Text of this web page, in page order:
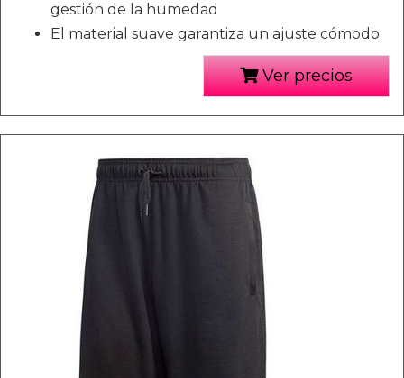
gestión de la humedad
El material suave garantiza un ajuste cómodo
Ver precios